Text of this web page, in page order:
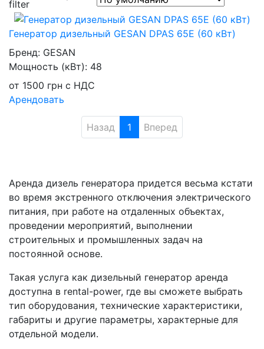
Генератор дизельный GESAN DPAS 65E (60 кВт)
Бренд: GESAN
Мощность (кВт): 48
от 1500 грн с НДС
Арендовать
Назад 1 Вперед
Аренда дизель генератора придется весьма кстати
во время экстренного отключения электрического
питания, при работе на отдаленных объектах,
проведении мероприятий, выполнении
строительных и промышленных задач на
постоянной основе.
Такая услуга как дизельный генератор аренда
доступна в rental-power, где вы сможете выбрать
тип оборудования, технические характеристики,
габариты и другие параметры, характерные для
отдельной модели.